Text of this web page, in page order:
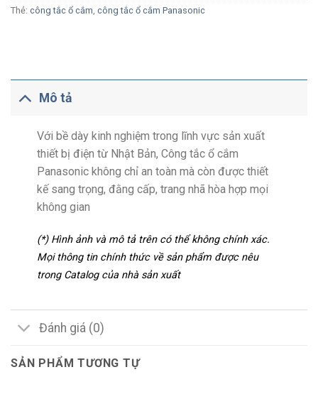
Thẻ: công tắc ổ cắm công tắc ổ cắm Panasonic
Mô tả
Với bề dày kinh nghiệm trong lĩnh vực sản xuất
thiết bị điện từ Nhật Bản, Công tắc ổ cắm
Panasonic không chỉ an toàn mà còn được thiết
kế sang trọng, đằng cấp, trang nhã hòa hợp mọi
không gian
(*) Hình ảnh và mô tả trên có thể không chính xác.
Mọi thông tin chính thức về sản phẩm được nêu
trong Catalog của nhà sản xuất
Đánh giá (0)
SẢN PHẨM TƯƠNG TỰ